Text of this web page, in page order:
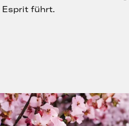
Esprit führt.